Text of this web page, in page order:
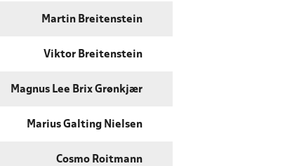
Martin Breitenstein
Viktor Breitenstein
Magnus Lee Brix Grønkjær
Marius Galting Nielsen
Cosmo Roitmann